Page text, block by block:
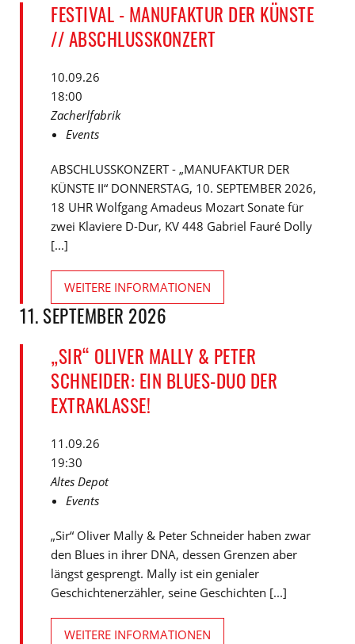
FESTIVAL - MANUFAKTUR DER KÜNSTE
// ABSCHLUSSKONZERT
10.09.26
18:00
Zacherlfabrik
Events
ABSCHLUSSKONZERT - „MANUFAKTUR DER
KÜNSTE II“ DONNERSTAG, 10. SEPTEMBER 2026,
18 UHR Wolfgang Amadeus Mozart Sonate für
zwei Klaviere D-Dur, KV 448 Gabriel Fauré Dolly
[...]
WEITERE INFORMATIONEN
11. SEPTEMBER 2026
„SIR“ OLIVER MALLY & PETER
SCHNEIDER: EIN BLUES-DUO DER
EXTRAKLASSE!
11.09.26
19:30
Altes Depot
Events
„Sir“ Oliver Mally & Peter Schneider haben zwar
den Blues in ihrer DNA, dessen Grenzen aber
längst gesprengt. Mally ist ein genialer
Geschichtenerzähler, seine Geschichten [...]
WEITERE INFORMATIONEN